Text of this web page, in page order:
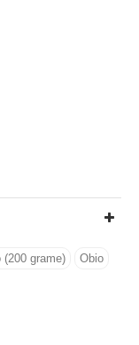
grame) Obio